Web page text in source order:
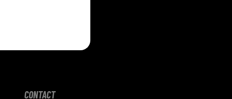
CONTACT